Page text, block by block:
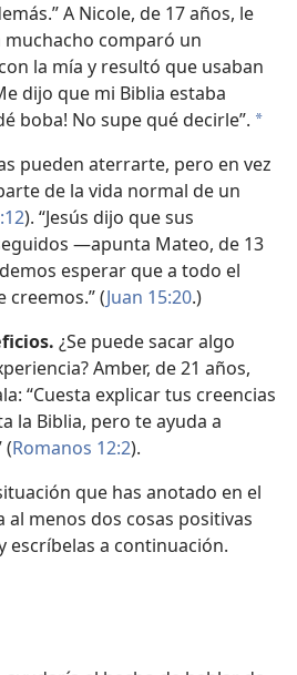
A Nicole, de 17 años, le
muchacho comparó un
la mía y resultó que usaban
dijo que mi Biblia estaba
boba! No supe qué decirle”. *
pueden aterrarte, pero en vez
de la vida normal de un
). “Jesús dijo que sus
—apunta Mateo, de 13
esperar que a todo el
creemos.” (Juan 15:20.)
¿Se puede sacar algo
Amber, de 21 años,
“Cuesta explicar tus creencias
la Biblia, pero te ayuda a
(Romanos 12:2).
que has anotado en el
menos dos cosas positivas
escríbelas a continuación.